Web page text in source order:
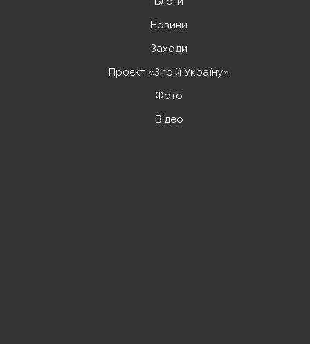
Новини
Заходи
Проєкт «Зігрій Україну»
Фото
Відео